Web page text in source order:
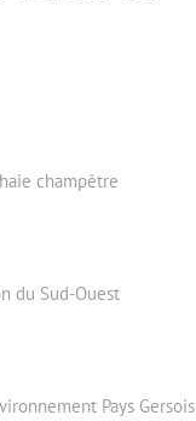
champêtre
du Sud-Ouest
Pays Gersois